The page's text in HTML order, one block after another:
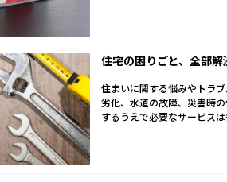
住宅の困りごと、全部
住まいに関する悩みやトラ
劣化、水道の故障、災害時
するうえで必要なサービス